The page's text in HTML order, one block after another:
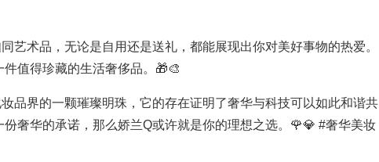
艺术品，无论是自用还是送礼，都能展现出你对美好事物的热爱。
值得珍藏的生活奢侈品。🎁🎨
品界的一颗璀璨明珠，它的存在证明了奢华与科技可以如此和谐共
奢华的承诺，那么娇兰Q或许就是你的理想之选。🌹💎 #奢华美妆